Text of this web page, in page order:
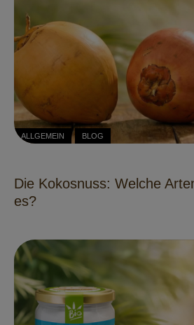
ALLGEMEIN BLOG
Die Kokosnuss: Welche
es?